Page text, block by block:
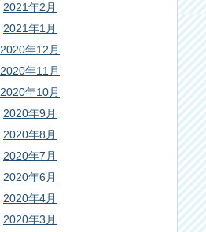
2021年2月
2021年1月
2020年12月
2020年11月
2020年10月
2020年9月
2020年8月
2020年7月
2020年6月
2020年4月
2020年3月